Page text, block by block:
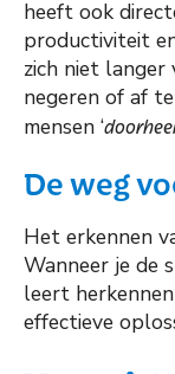
heeft ook
productiviteit
zich niet
negeren of af
mensen ‘
De weg
Het erkennen
Wanneer je de
leert
effectieve